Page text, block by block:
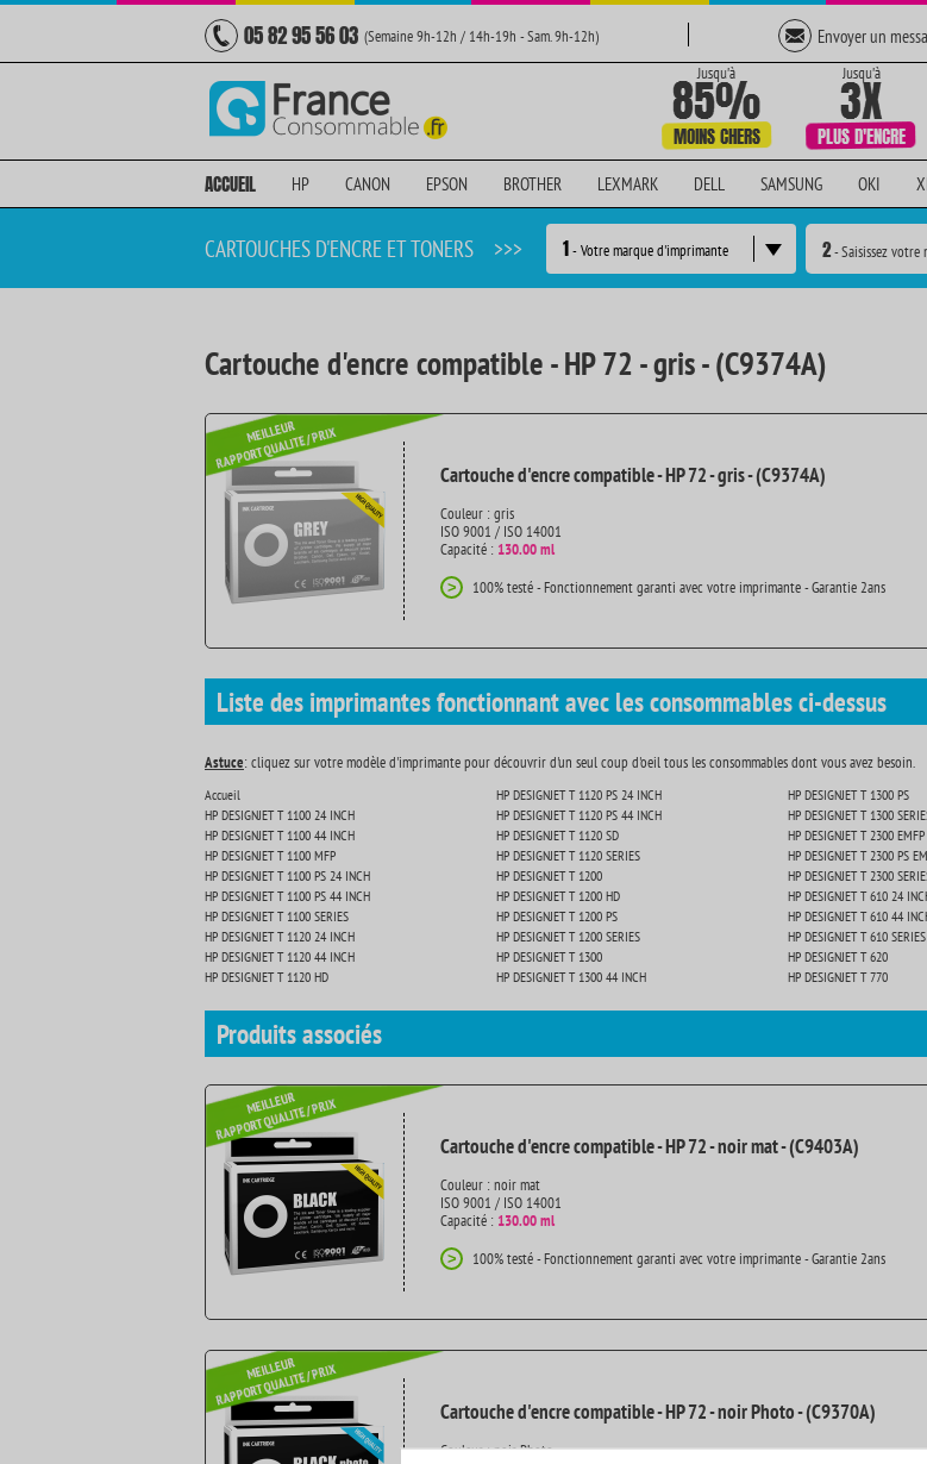
05 82 95 56 03 (Semaine 9h-12h / 14h-19h - Sam. 9h-12h) Envoyer un
ACCUEIL HP CANON EPSON BROTHER LEXMARK DELL SAMSUNG OKI
CARTOUCHES D'ENCRE ET TONERS >>> 1- Votre marque d'imprimante 2- Saisissez votre
Cartouche d'encre compatible - HP 72 - gris - (C9374A)
Cartouche d'encre compatible - HP 72 - gris - (C9374A)
Couleur : gris
ISO 9001 / ISO 14001
Capacité : 130.00 ml
> 100% testé - Fonctionnement garanti avec votre imprimante - Garantie 2ans
Liste des imprimantes fonctionnant avec les consommables ci-dessus
Astuce: cliquez sur votre modèle d'imprimante pour découvrir d'un seul coup d'oeil tous les consommables dont vous avez besoin.
Accueil
HP DESIGNJET T 1100 24 INCH
HP DESIGNJET T 1100 44 INCH
HP DESIGNJET T 1100 MFP
HP DESIGNJET T 1100 PS 24 INCH
HP DESIGNJET T 1100 PS 44 INCH
HP DESIGNJET T 1100 SERIES
HP DESIGNJET T 1120 24 INCH
HP DESIGNJET T 1120 44 INCH
HP DESIGNJET T 1120 HD
HP DESIGNJET T 1120 PS 24 INCH
HP DESIGNJET T 1120 PS 44 INCH
HP DESIGNJET T 1120 SD
HP DESIGNJET T 1120 SERIES
HP DESIGNJET T 1200
HP DESIGNJET T 1200 HD
HP DESIGNJET T 1200 PS
HP DESIGNJET T 1200 SERIES
HP DESIGNJET T 1300
HP DESIGNJET T 1300 44 INCH
HP DESIGNJET T 1300 PS
HP DESIGNJET T 1300
HP DESIGNJET T 2300 EMFP
HP DESIGNJET T 2300 PS
HP DESIGNJET T 2300
HP DESIGNJET T 610 24
HP DESIGNJET T 610 44
HP DESIGNJET T 610 SERIES
HP DESIGNJET T 620
HP DESIGNJET T 770
Produitsassociés
Cartouche d'encre compatible - HP 72 - noir mat - (C9403A)
Couleur : noir mat
ISO 9001 / ISO 14001
Capacité : 130.00 ml
> 100% testé - Fonctionnement garanti avec votre imprimante - Garantie 2ans
Cartouche d'encre compatible - HP 72 - noir Photo - (C9370A)
Couleur : noir Photo